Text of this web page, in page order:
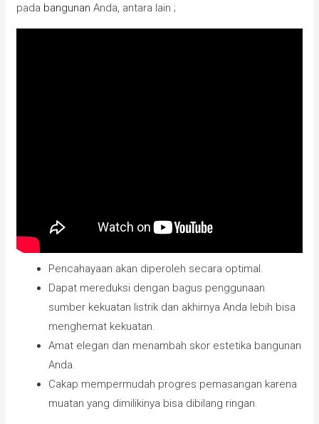
pada bangunan Anda, antara lain ;
Pencahayaan akan diperoleh secara optimal.
Dapat mereduksi dengan bagus penggunaan
sumber kekuatan listrik dan akhirnya Anda lebih bisa
menghemat kekuatan.
Amat elegan dan menambah skor estetika bangunan
Anda.
Cakap mempermudah progres pemasangan karena
muatan yang dimilikinya bisa dibilang ringan.